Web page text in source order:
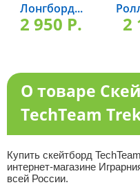
Лонгборд...
2 950 P. 2
О товаре
TechTeam
Купить скейтборд
интернет-магазине
всей России.